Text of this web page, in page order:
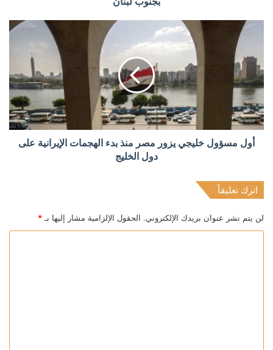
أول مسؤول خليجي يزور مصر منذ بدء الهجمات الإيرانية على
دول الخليج
اترك تعليقاً
لن يتم نشر عنوان بريدك الإلكتروني. الحقول الإلزامية مشار إليها بـ *